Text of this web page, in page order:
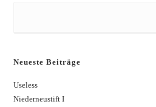
Neueste Beiträge
Useless
Niederneustift I